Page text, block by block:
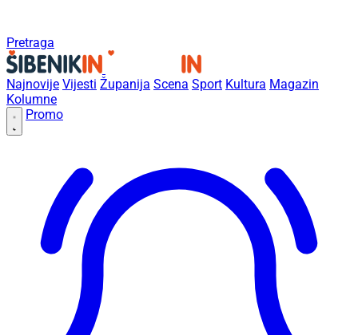
Pretraga
Najnovije Vijesti Županija Scena Sport Kultura Magazin
Kolumne
Promo